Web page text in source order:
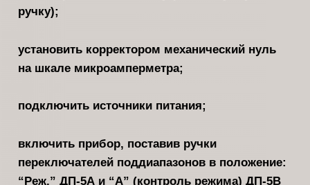
ручку);
установить корректором механичес­кий нуль
на шкале микроамперметра;
подключить источники питания;
включить прибор, поставив ручки
переключателей поддиапазонов в по­ложение:
“Реж.” ДП-5А и “А” (конт­роль режима) ДП-5В